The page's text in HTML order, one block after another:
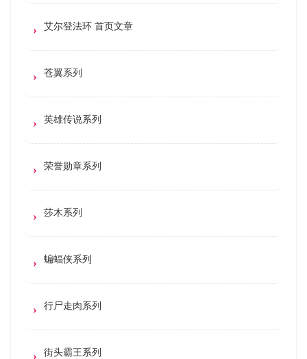
艾尔登法环 首页文章
苍翼系列
英雄传说系列
荣誉勋章系列
莎木系列
蝙蝠侠系列
行尸走肉系列
街头霸王系列